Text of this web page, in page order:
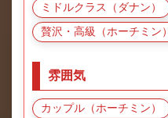
ミドルクラス（ダナン）
贅沢・高級（ホーチミン）
雰囲気
カップル（ホーチミン）